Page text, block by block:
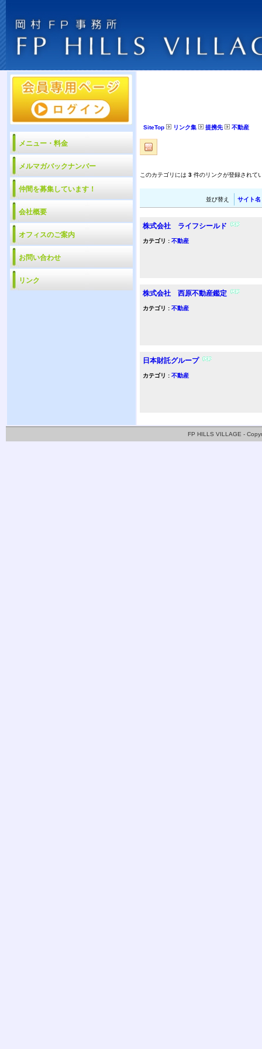
メニュー・料金
メルマガバックナンバー
仲間を募集しています！
会社概要
オフィスのご案内
お問い合わせ
リンク
SiteTop リンク集 提携先 不動産
このカテゴリには 3 件のリンクが登録されて
並び替え サイト名
株式会社 ライフシールド
カテゴリ : 不動産
株式会社 西原不動産鑑定
カテゴリ : 不動産
日本財託グループ
カテゴリ : 不動産
FP HILLS VILLAGE -